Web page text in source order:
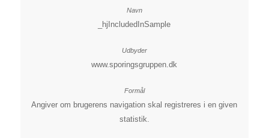
_hjIncludedInSample
www.sporingsgruppen.dk
Angiver om brugerens navigation skal registreres i en given
statistik.